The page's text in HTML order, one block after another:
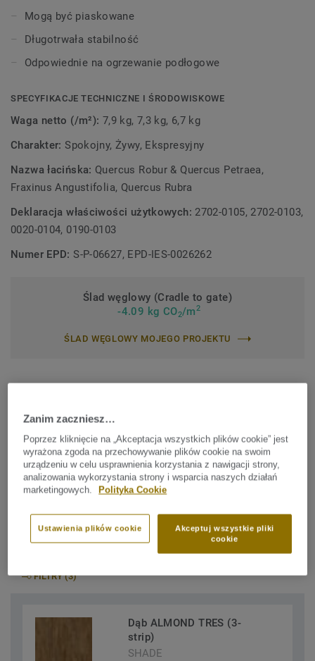
Mogą być piaskowane
Długotrwała stabilność
Odpowiednie na ogrzewanie podłogowe
SPECYFIKACJE TECHNICZNE I ŚRODOWISKOWE
Waga netto (/m²): 7,9 kg, 7,3 kg, 6,7 kg
Charakter:Spokojny, Żywy, Ekspresyjny
Nazwa łacińska: Quercus Robur & Quercus Petraea,
Fraxinus Angustifolia, Quercus Rubra
Deklaracja właściwości użytkowych: 2702-0105, 2702-0103,
0020-0104, 0190-0103
Numer EPD:S-P-06627, EPD-IES-0026262
Ślad węglowy (Cradle to gate)
-4.09 kg CO2/m2
ŚLAD WĘGLOWY MOJEGO PROJEKTU
Znajdź sprzedawcę
Wybierz wzór SHADE, który
odpowiada Twoim potrzebom
FILTRY (3)
Dąb ALMOND TRES (3-
strip)
SHADE
Zanim zaczniesz…
Poprzez kliknięcie na „Akceptacja wszystkich plików cookie” jest
wyrażona zgoda na przechowywanie plików cookie na swoim
urządzeniu w celu usprawnienia korzystania z nawigacji strony,
analizowania wykorzystania strony i wsparcia naszych działań
marketingowych.
Polityka Cookie
Akceptuj wszystkie pliki
cookie
Ustawienia plików cookie